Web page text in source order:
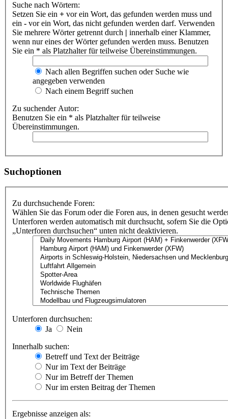
Suche nach Wörtern:
Setzen Sie ein + vor ein Wort, das gefunden werden muss und
ein - vor ein Wort, das nicht gefunden werden darf. Verwenden
Sie mehrere Wörter getrennt durch | innerhalb einer Klammer,
wenn nur eines der Wörter gefunden werden muss. Benutzen
Sie ein * als Platzhalter für teilweise Übereinstimmungen.
Nach allen Begriffen suchen oder Suche wie
angegeben verwenden
Nach einem Begriff suchen
Zu suchender Autor:
Benutzen Sie ein * als Platzhalter für teilweise
Übereinstimmungen.
Suchoptionen
Zu durchsuchende Foren:
Wählen Sie das Forum oder die Foren aus, in denen gesucht
Unterforen werden automatisch mit durchsucht, sofern Sie die
„Unterforen durchsuchen“ unten nicht deaktivieren.
Unterforen durchsuchen:
Ja
Nein
Innerhalb suchen:
Betreff und Text der Beiträge
Nur im Text der Beiträge
Nur im Betreff der Themen
Nur im ersten Beitrag der Themen
Ergebnisse anzeigen als: